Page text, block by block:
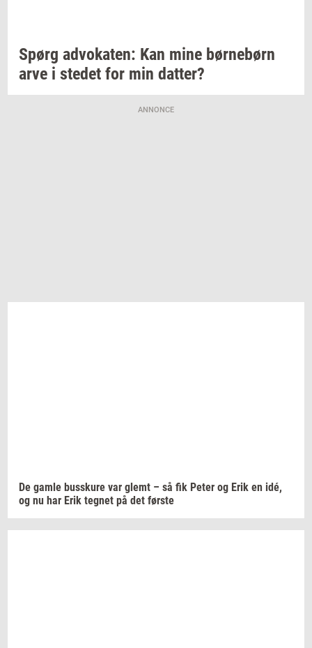
Spørg ad­vo­ka­ten: Kan mine bør­ne­børn
arve i ste­det for min dat­ter?
ANNONCE
De gamle bus­sku­re var glemt – så fik Peter og Erik en idé,
og nu har Erik teg­net på det før­ste